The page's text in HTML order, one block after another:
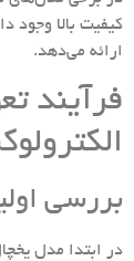
کیفیت بالا وجود
ارائه می‌دهد.
فرآیند
بررسی
در ابتدا مدل